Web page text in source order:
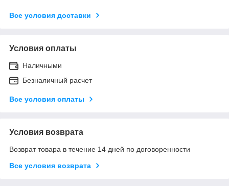
Все условия доставки
Условия оплаты
Наличными
Безналичный расчет
Все условия оплаты
Условия возврата
Возврат товара в течение 14 дней по договоренности
Все условия возврата